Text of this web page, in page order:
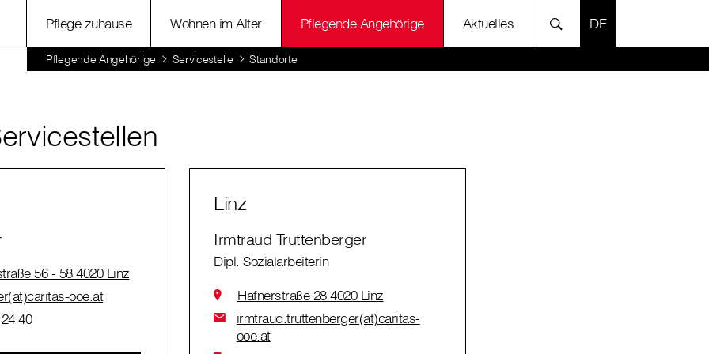
Pflege zuhause Wohnen im Alter Pflegende Angehörige Aktuelles SPRACHE
Pflegende Angehörige Servicestelle Standorte
56 - 58 4020 Linz
ooe.at
40
Linz
Irmtraud Truttenberger
Dipl. Sozialarbeiterin
Hafnerstraße 28 4020 Linz
irmtraud.truttenberger(at)caritas-
ooe.at